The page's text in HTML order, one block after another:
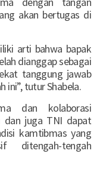
akan bertugas di
arti bahwa bapak
dianggap sebagai
tanggung jawab
ini”, tutur Shabela.
dan kolaborasi
dan juga TNI dapat
kamtibmas yang
ditengah-tengah